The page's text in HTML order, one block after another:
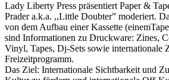
Lady Liberty Press präsentiert Paper &
Prader a.k.a. ,,Little Doubter” moderiert.
von dem Aufbau einer Kassette
sind Informationen zu Druckware: Zines,
Vinyl, Tapes, Dj-Sets sowie internationale
Freizeitprogramm.
Das Ziel: Internationale Sichtbarkeit und